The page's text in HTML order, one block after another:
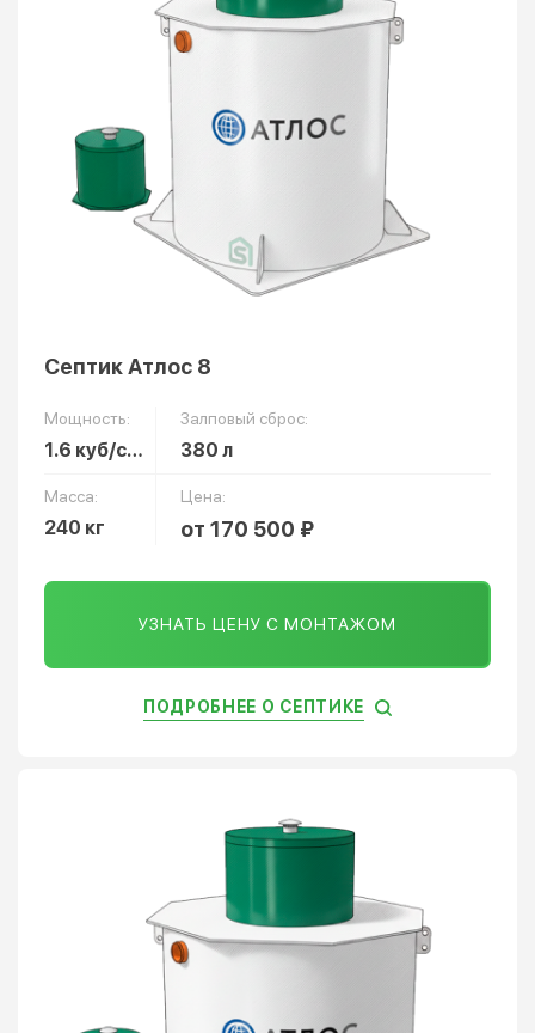
Септик Атлос 8
Мощность:
1.6 куб/сут
Залповый сброс:
380 л
Масса:
240 кг
Цена:
от 170 500 ₽
УЗНАТЬ ЦЕНУ С МОНТАЖОМ
ПОДРОБНЕЕ О СЕПТИКЕ